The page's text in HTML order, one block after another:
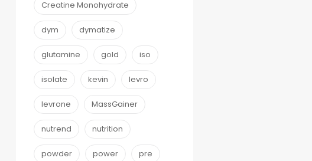
Creatine Monohydrate
dym dymatize
glutamine gold iso
isolate kevin levro
levrone MassGainer
nutrend nutrition
powder power pre